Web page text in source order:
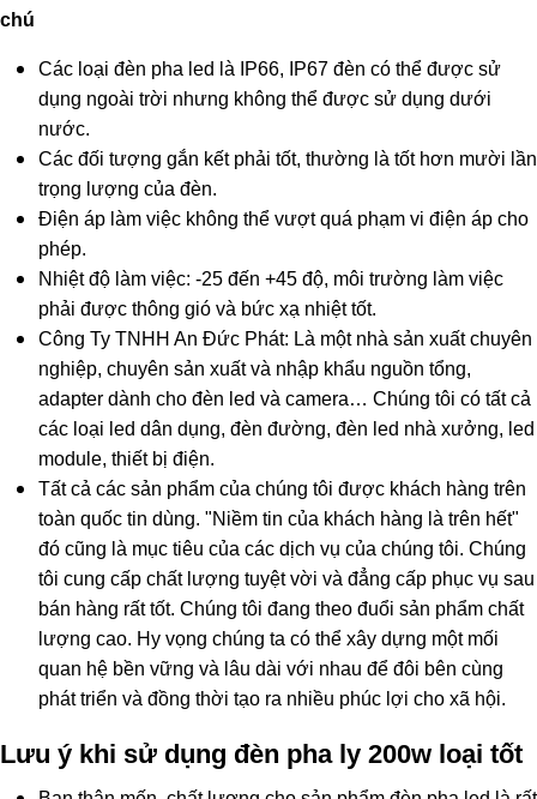
chú
Các loại đèn pha led là IP66, IP67 đèn có thể được sử
dụng ngoài trời nhưng không thể được sử dụng dưới
nước.
Các đối tượng gắn kết phải tốt, thường là tốt hơn mười lần
trọng lượng của đèn.
Điện áp làm việc không thể vượt quá phạm vi điện áp cho
phép.
Nhiệt độ làm việc: -25 đến +45 độ, môi trường làm việc
phải được thông gió và bức xạ nhiệt tốt.
Công Ty TNHH An Đức Phát: Là một nhà sản xuất chuyên
nghiệp, chuyên sản xuất và nhập khẩu nguồn tổng,
adapter dành cho đèn led và camera… Chúng tôi có tất cả
các loại led dân dụng, đèn đường, đèn led nhà xưởng, led
module, thiết bị điện.
Tất cả các sản phẩm của chúng tôi được khách hàng trên
toàn quốc tin dùng. "Niềm tin của khách hàng là trên hết"
đó cũng là mục tiêu của các dịch vụ của chúng tôi. Chúng
tôi cung cấp chất lượng tuyệt vời và đẳng cấp phục vụ sau
bán hàng rất tốt. Chúng tôi đang theo đuổi sản phẩm chất
lượng cao. Hy vọng chúng ta có thể xây dựng một mối
quan hệ bền vững và lâu dài với nhau để đôi bên cùng
phát triển và đồng thời tạo ra nhiều phúc lợi cho xã hội.
Lưu ý khi sử dụng đèn pha ly 200w loại tốt